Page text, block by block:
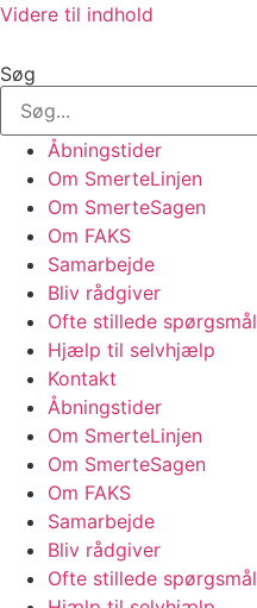
Videre til indhold
Søg
Åbningstider
Om SmerteLinjen
Om SmerteSagen
Om FAKS
Samarbejde
Bliv rådgiver
Ofte stillede spørgsmål
Hjælp til selvhjælp
Kontakt
Åbningstider
Om SmerteLinjen
Om SmerteSagen
Om FAKS
Samarbejde
Bliv rådgiver
Ofte stillede spørgsmål